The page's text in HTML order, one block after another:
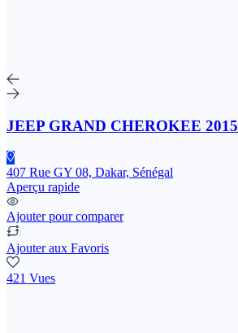
JEEP GRAND CHEROKEE 2015
407 Rue GY 08, Dakar, Sénégal
Aperçu rapide
Ajouter pour comparer
Ajouter aux Favoris
421 Vues